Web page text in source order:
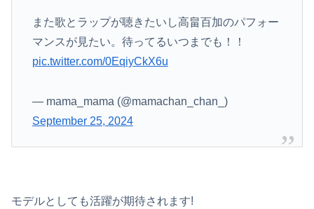
また歌とラップが聴きたいし高畠百加のパフォー
マンスが見たい。待ってるいつまでも！！
pic.twitter.com/0EqiyCkX6u
— mama_mama (@mamachan_chan_)
September 25, 2024
モデルとしても活躍が期待されます!